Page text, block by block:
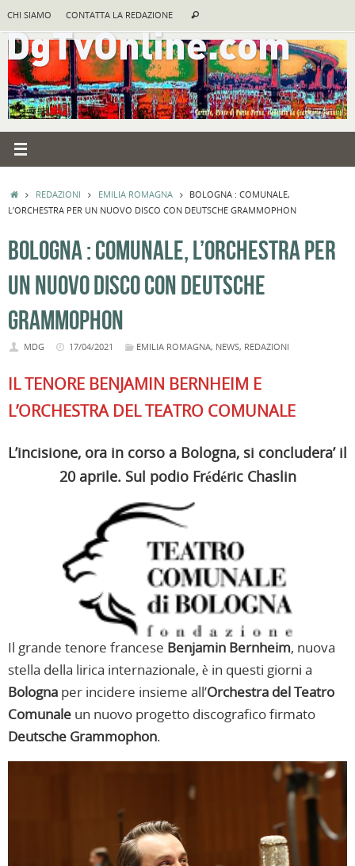
contenuto
CHI SIAMO CONTATTA LA REDAZIONE Cerca
HOMEREDAZIONI EMILIA ROMAGNA
BOLOGNA : COMUNALE,
L’ORCHESTRA PER UN NUOVO DISCO CON DEUTSCHE GRAMMOPHON
BOLOGNA : COMUNALE, L’ORCHESTRA PER
UN NUOVO DISCO CON DEUTSCHE
GRAMMOPHON
MDG 17/04/2021 EMILIA ROMAGNA, NEWS, REDAZIONI
IL TENORE BENJAMIN BERNHEIM E
L’ORCHESTRA DEL TEATRO COMUNALE
L’incisione, ora in corso a Bologna, si concludera’ il
20 aprile. Sul podio Frédéric Chaslin
Il grande tenore francese Benjamin Bernheim, nuova
stella della lirica internazionale, è in questi giorni a
Bologna per incidere insieme all’Orchestra del Teatro
Comunale un nuovo progetto discografico firmato
Deutsche Grammophon.